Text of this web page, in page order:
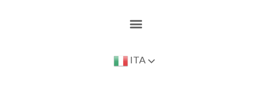
ITA